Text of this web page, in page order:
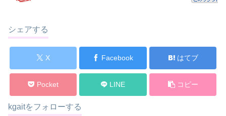
シェアする
X Facebook はてブ
Pocket LINE コピー
kgaitをフォローする